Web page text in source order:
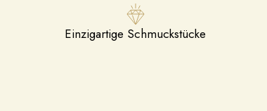
Einzigartige Schmuckstücke